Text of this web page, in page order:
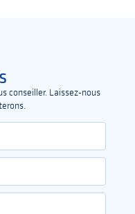
conseiller. Laissez-nous